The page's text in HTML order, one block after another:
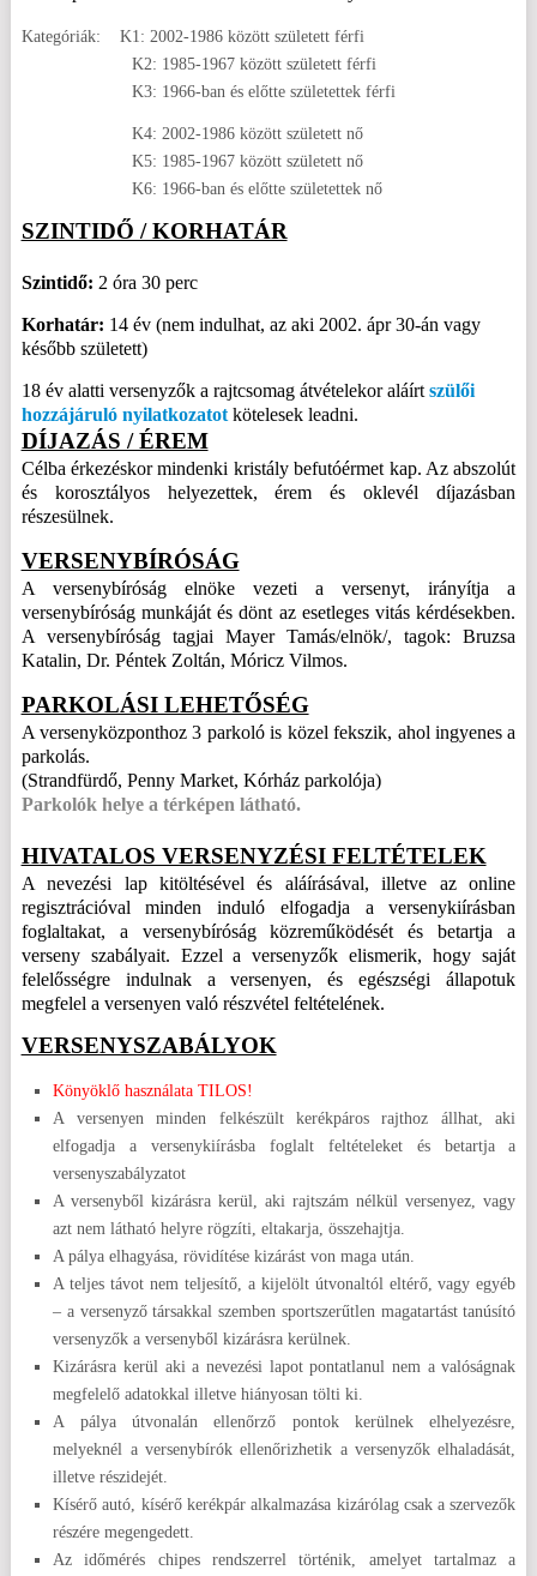
Kategóriák: K1: 2002-1986 között született férfi
K2: 1985-1967 között született férfi
K3: 1966-ban és előtte születettek férfi
K4: 2002-1986 között született nő
K5: 1985-1967 között született nő
K6: 1966-ban és előtte születettek nő
SZINTIDŐ / KORHATÁR
Szintidő: 2 óra 30 perc
Korhatár: 14 év (nem indulhat, az aki 2002. ápr 30-án vagy
később született)
18 év alatti versenyzők a rajtcsomag átvételekor aláírt szülői
hozzájáruló nyilatkozatotkötelesek leadni.
DÍJAZÁS / ÉREM
Célba érkezéskor mindenki kristály befutóérmet kap. Az abszolút
és korosztályos helyezettek, érem és oklevél díjazásban
részesülnek.
VERSENYBÍRÓSÁG
A versenybíróság elnöke vezeti a versenyt, irányítja a
versenybíróság munkáját és dönt az esetleges vitás kérdésekben.
A versenybíróság tagjai Mayer Tamás/elnök/, tagok: Bruzsa
Katalin, Dr. Péntek Zoltán, Móricz Vilmos.
PARKOLÁSI LEHETŐSÉG
A versenyközponthoz 3 parkoló is közel fekszik, ahol ingyenes a
parkolás.
(Strandfürdő, Penny Market, Kórház parkolója)
Parkolók helye a térképen látható.
HIVATALOS VERSENYZÉSI FELTÉTELEK
A nevezési lap kitöltésével és aláírásával, illetve az online
regisztrációval minden induló elfogadja a versenykiírásban
foglaltakat, a versenybíróság közreműködését és betartja a
verseny szabályait. Ezzel a versenyzők elismerik, hogy saját
felelősségre indulnak a versenyen, és egészségi állapotuk
megfelel a versenyen való részvétel feltételének.
VERSENYSZABÁLYOK
Könyöklő használata TILOS!
A versenyen minden felkészült kerékpáros rajthoz állhat, aki
elfogadja a versenykiírásba foglalt feltételeket és betartja a
versenyszabályzatot
A versenyből kizárásra kerül, aki rajtszám nélkül versenyez, vagy
azt nem látható helyre rögzíti, eltakarja, összehajtja.
A pálya elhagyása, rövidítése kizárást von maga után.
A teljes távot nem teljesítő, a kijelölt útvonaltól eltérő, vagy egyéb
– a versenyző társakkal szemben sportszerűtlen magatartást tanúsító
versenyzők a versenyből kizárásra kerülnek.
Kizárásra kerül aki a nevezési lapot pontatlanul nem a valóságnak
megfelelő adatokkal illetve hiányosan tölti ki.
A pálya útvonalán ellenőrző pontok kerülnek elhelyezésre,
melyeknél a versenybírók ellenőrizhetik a versenyzők elhaladását,
illetve részidejét.
Kísérő autó, kísérő kerékpár alkalmazása kizárólag csak a szervezők
részére megengedett.
Az időmérés chipes rendszerrel történik, amelyet tartalmaz a